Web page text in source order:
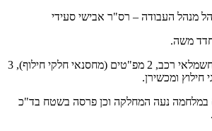
מנהל העבודה – רס"ר אבישי סעידי
חדד משה.
ובנוסף 5 מכונאי רכב,2 חשמלאי רכב, 2 מפ"טים (מחסנאי חלקי חילוף), 3
במלחמה נעה המחלקה וכן פרסה בשטח בד"כ